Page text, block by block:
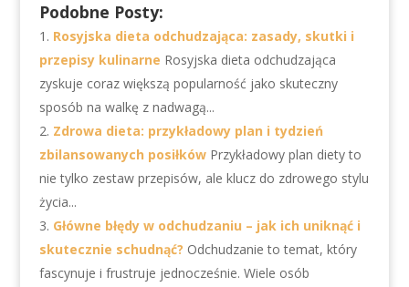
Podobne Posty:
Rosyjska dieta odchudzająca: zasady, skutki i
przepisy kulinarne Rosyjska dieta odchudzająca
zyskuje coraz większą popularność jako skuteczny
sposób na walkę z nadwagą...
Zdrowa dieta: przykładowy plan i tydzień
zbilansowanych posiłków Przykładowy plan diety to
nie tylko zestaw przepisów, ale klucz do zdrowego stylu
życia...
Główne błędy w odchudzaniu – jak ich uniknąć i
skutecznie schudnąć? Odchudzanie to temat, który
fascynuje i frustruje jednocześnie. Wiele osób